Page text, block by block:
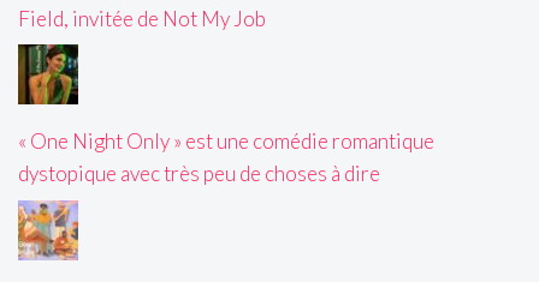
Field, invitée de Not My Job
« One Night Only » est une comédie romantique
dystopique avec très peu de choses à dire